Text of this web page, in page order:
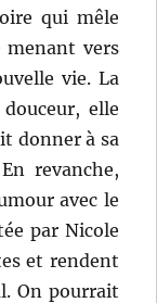
qui mêle
menant vers
vie. La
elle
donner à sa
revanche,
avec le
par Nicole
et rendent
On pourrait